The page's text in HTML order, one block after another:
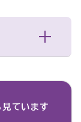
見ています